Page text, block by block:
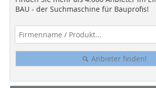
BAU - der Suchmaschine für Bauprofis!
Anbieter finden!